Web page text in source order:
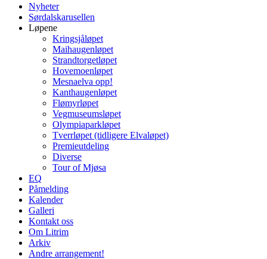
Nyheter
Sørdalskarusellen
Løpene
Kringsjåløpet
Maihaugenløpet
Strandtorgetløpet
Hovemoenløpet
Mesnaelva opp!
Kanthaugenløpet
Flømyrløpet
Vegmuseumsløpet
Olympiaparkløpet
Tverrløpet (tidligere Elvaløpet)
Premieutdeling
Diverse
Tour of Mjøsa
EQ
Påmelding
Kalender
Galleri
Kontakt oss
Om Litrim
Arkiv
Andre arrangement!